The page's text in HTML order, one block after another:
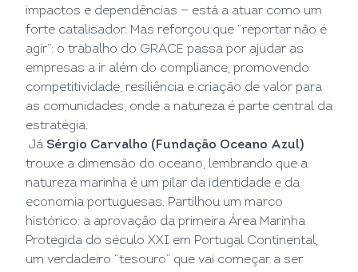
impactos e dependências — está a atuar como um
forte catalisador. Mas reforçou que “reportar não é
agir”: o trabalho do GRACE passa por ajudar as
empresas a ir além do compliance, promovendo
competitividade, resiliência e criação de valor para
as comunidades, onde a natureza é parte central da
estratégia.
Já Sérgio Carvalho (Fundação Oceano Azul)
trouxe a dimensão do oceano, lembrando que a
natureza marinha é um pilar da identidade e da
economia portuguesas. Partilhou um marco
histórico: a aprovação da primeira Área Marinha
Protegida do século XXI em Portugal Continental,
um verdadeiro “tesouro” que vai começar a ser